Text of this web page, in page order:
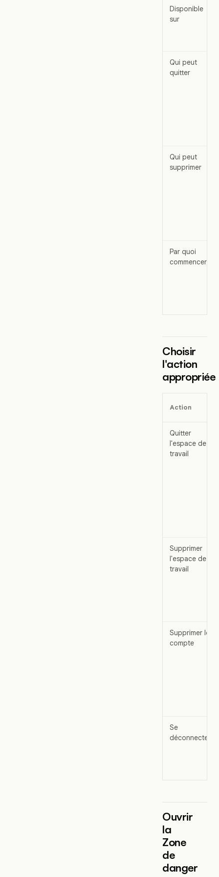
Disponible
sur
Qui peut
quitter
Qui peut
supprimer
Par quoi
commencer
Choisir
l'action
appropriée
Action
Quitter
l'espace de
travail
Supprimer
l'espace de
travail
Supprimer le
compte
Se
déconnecter
Ouvrir
la
Zone
de
danger